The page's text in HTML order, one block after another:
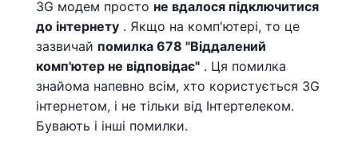
3G модем просто не вдалося підключитися
до інтернету . Якщо на комп'ютері, то це
зазвичай помилка 678 "Віддалений
комп'ютер не відповідає" . Ця помилка
знайома напевно всім, хто користується 3G
інтернетом, і не тільки від Інтертелеком.
Бувають і інші помилки.